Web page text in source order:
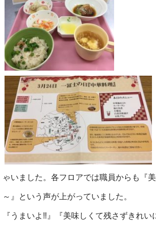
ゃいました。各フロアでは職員からも『
～』 とい う声が上がっていました。
『うまいよ‼』『美味しくて残さずきれい